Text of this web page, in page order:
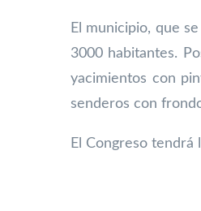
El municipio, que
3000 habitantes.
yacimientos con
senderos con
El Congreso